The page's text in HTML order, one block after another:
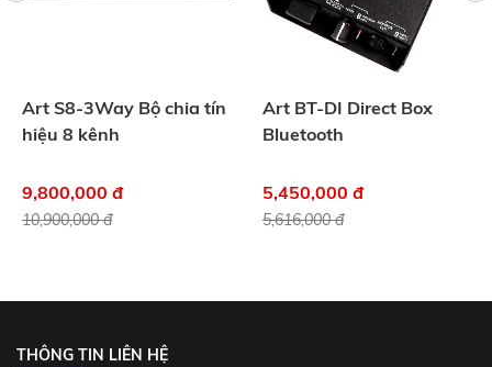
Art S8-3Way Bộ chia tín
hiệu 8 kênh
9,800,000 đ
10,900,000 đ
Art BT-DI Direct Box
Bluetooth
5,450,000 đ
5,616,000 đ
THÔNG TIN LIÊN HỆ